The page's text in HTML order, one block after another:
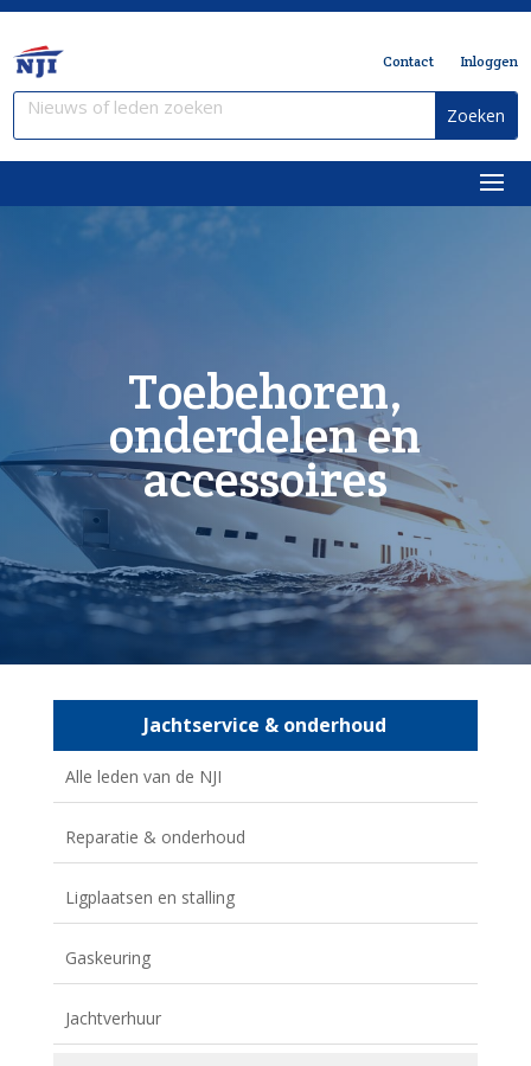
Contact Inloggen
Toebehoren,
onderdelen en
accessoires
Jachtservice & onderhoud
Alle leden van de NJI
Reparatie & onderhoud
Ligplaatsen en stalling
Gaskeuring
Jachtverhuur